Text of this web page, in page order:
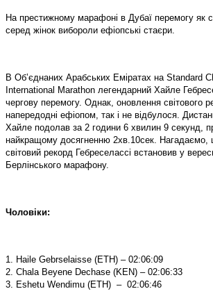
На престижному марафоні в Дубаї перемогу як
серед жінок вибороли ефіопські стаєри.
В Об’єднаних Арабських Еміратах на Standard
International Marathon легендарний Хайле
чергову перемогу. Однак, оновлення світового
напередодні ефіопом, так і не відбулося.
Хайле подолав за 2 години 6 хвилин 9 секунд,
найкращому досягненню 2хв.10сек. Нагадаємо,
світовий рекорд Гебреселассі встановив у
Берлінського марафону.
Чоловіки:
1. Haile Gebrselaisse (ETH) – 02:06:09
2. Chala Beyene Dechase (KEN) – 02:06:33
3. Eshetu Wendimu (ETH) – 02:06:46